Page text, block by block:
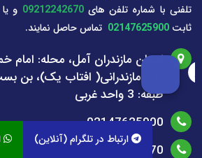
ارتباط در تلگرام (آنلاین)
تلفنی با شماره تلفن های09212242670 و
ثابت 02147625900 تماس حاصل نمایند.
استان مازندران آمل، محله: امام
طبقه: 3 واحد غربی
02147625900
09212242670